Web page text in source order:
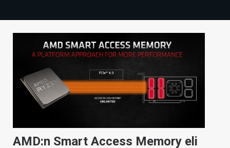
TECHBBS
KAUPPA
VAIHDA TEEMA
AMD:n Smart Access Memory eli